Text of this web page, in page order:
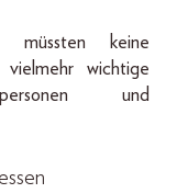
müssten keine
wichtige
und